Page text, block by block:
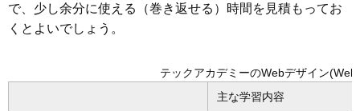
で、少し余分に使える（巻き返せる）時間を見積もってお
くとよいでしょう。
テックアカデミーのWebデザイン
主な学習内容